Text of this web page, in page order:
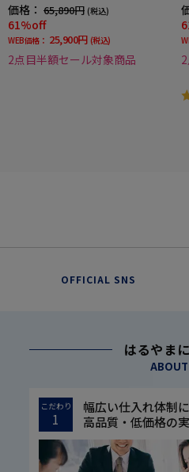
価格： 65,890円 (税込)
61%off
WEB価格： 25,900円 (税込)
2点目半額セール対象商品
OFFICIAL SNS
はるやま
こだわり
1
幅広い仕入れ体制
高品質・低価格の